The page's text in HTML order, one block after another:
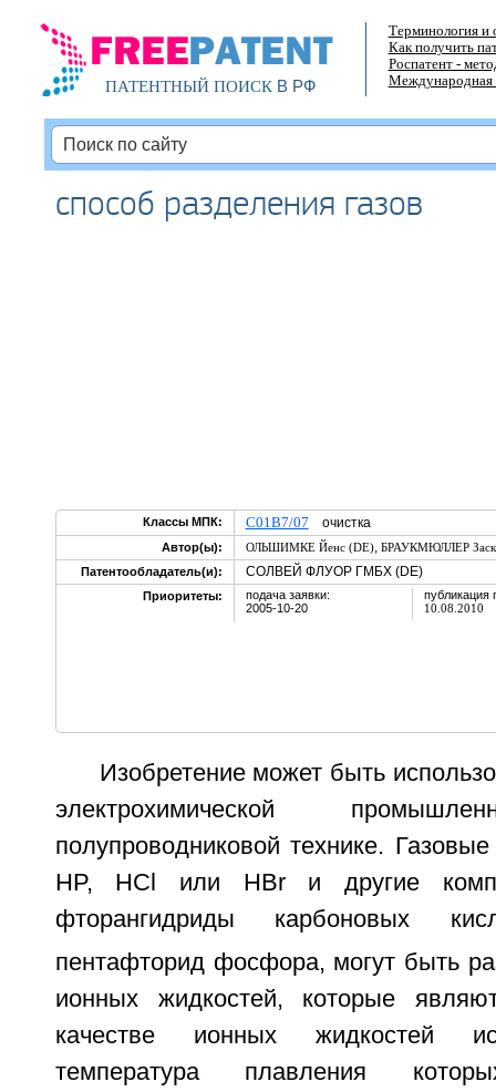
ПАТЕНТНЫЙ ПОИСКВ РФ
Терминология и
Как получить
Роспатент -
Международная
способ разделения газов
Классы МПК: C01B7/07 очистка
Автор(ы): ОЛЬШИМКЕ Йенс (DE), БРАУКМЮЛЛЕР
Патентообладатель(и):
СОЛВЕЙ ФЛУОР ГМБХ (DE)
Приоритеты:
подача заявки:
2005-10-20
публикация
10.08.2010
Изобретение может быть
электрохимической
полупроводниковой технике.
HP, HCl или HBr и другие
фторангидриды карбоновых
пентафторид фосфора, могут быть
ионных жидкостей, которые
качестве ионных жидкостей
температура плавления